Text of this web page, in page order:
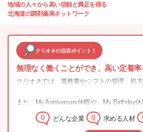
地域の人々から高い信頼と満足を得る
北海道の調剤薬局ネットワーク
クリオネの注目ポイント！
無理なく働くことができ、高い定着率
クリオネでは、業務量やシフトの管理、処
また、My Anniversary休暇や、My Birthday
制度があり、福利厚生も充実しているため
いるスタッフも多く、高い定着率を誇って
どんな企業 求める人材